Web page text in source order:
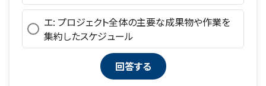
エ: プロジェクト全体の主要な成果物や作業を
集約したスケジュール